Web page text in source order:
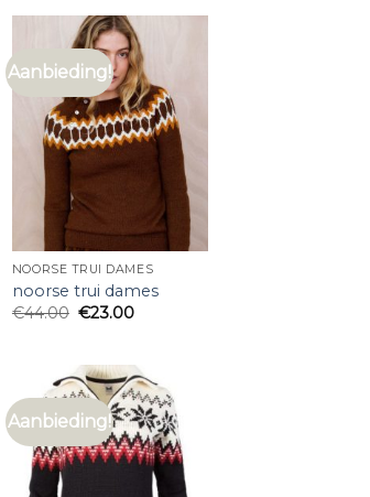
Aanbieding!
NOORSE TRUI DAMES
noorse trui dames
€44.00 €23.00
Aanbieding!